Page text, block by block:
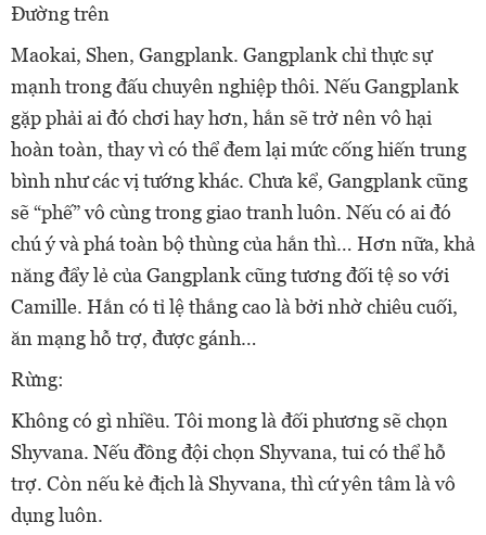
Đường trên
Maokai, Shen, Gangplank. Gangplank chỉ thực sự
mạnh trong đấu chuyên nghiệp thôi. Nếu Gangplank
gặp phải ai đó chơi hay hơn, hắn sẽ trở nên vô hại
hoàn toàn, thay vì có thể đem lại mức cống hiến trung
bình như các vị tướng khác. Chưa kể, Gangplank cũng
sẽ “phế” vô cùng trong giao tranh luôn. Nếu có ai đó
chú ý và phá toàn bộ thùng của hắn thì… Hơn nữa, khả
năng đẩy lẻ của Gangplank cũng tương đối tệ so với
Camille. Hắn có tỉ lệ thắng cao là bởi nhờ chiêu cuối,
ăn mạng hỗ trợ, được gánh…
Rừng:
Không có gì nhiều. Tôi mong là đối phương sẽ chọn
Shyvana. Nếu đồng đội chọn Shyvana, tui có thể hỗ
trợ. Còn nếu kẻ địch là Shyvana, thì cứ yên tâm là vô
dụng luôn.